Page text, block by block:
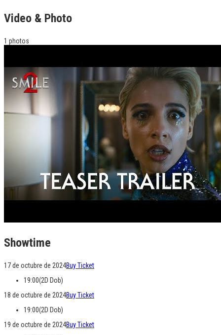
Video & Photo
1 photos
Showtime
17 de octubre de 2024Buy Ticket
19:00(2D Dob)
18 de octubre de 2024Buy Ticket
19:00(2D Dob)
19 de octubre de 2024Buy Ticket